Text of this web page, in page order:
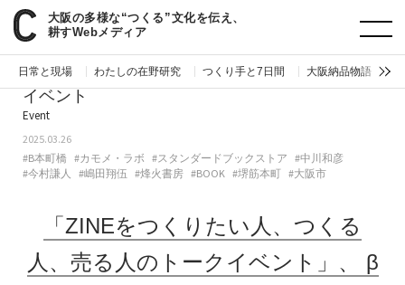
大阪の多様な“つくる”文化を伝え、
耕すWebメディア
日常と現場 わたしの在野研究 つくり手と7日間 大阪納品物語
paperC 今週のイベント
イベント
Event
2025.03.26
#Β本町橋 #カモメ・ラボ #スタンダードブックストア #中川和彦
#今村謙人
#嶋田翔伍 #烽火書房 #BOOK #堺筋本町 #大阪市
「ZINEをつくりたい人、つくる
人、売る人のトークイベント」、
β